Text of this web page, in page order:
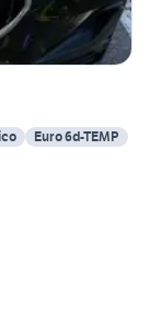
Euro 6d-TEMP